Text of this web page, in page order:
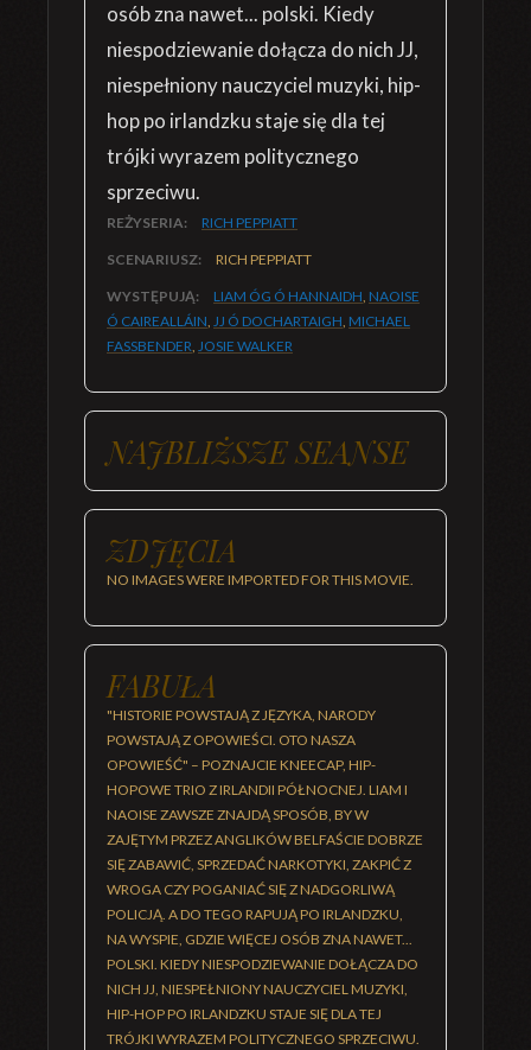
osób zna nawet... polski. Kiedy
niespodziewanie dołącza do nich JJ,
niespełniony nauczyciel muzyki, hip-
hop po irlandzku staje się dla tej
trójki wyrazem politycznego
sprzeciwu.
REŻYSERIA: RICH PEPPIATT
SCENARIUSZ: RICH PEPPIATT
WYSTĘPUJĄ: LIAM ÓG Ó HANNAIDH, NAOISE
Ó CAIREALLÁIN, JJ Ó DOCHARTAIGH, MICHAEL
FASSBENDER, JOSIE WALKER
NAJBLIŻSZE SEANSE
ZDJĘCIA
NO IMAGES WERE IMPORTED FOR THIS MOVIE.
FABUŁA
"HISTORIE POWSTAJĄ Z JĘZYKA, NARODY
POWSTAJĄ Z OPOWIEŚCI. OTO NASZA
OPOWIEŚĆ" – POZNAJCIE KNEECAP, HIP-
HOPOWE TRIO Z IRLANDII PÓŁNOCNEJ. LIAM I
NAOISE ZAWSZE ZNAJDĄ SPOSÓB, BY W
ZAJĘTYM PRZEZ ANGLIKÓW BELFAŚCIE DOBRZE
SIĘ ZABAWIĆ, SPRZEDAĆ NARKOTYKI, ZAKPIĆ Z
WROGA CZY POGANIAĆ SIĘ Z NADGORLIWĄ
POLICJĄ. A DO TEGO RAPUJĄ PO IRLANDZKU,
NA WYSPIE, GDZIE WIĘCEJ OSÓB ZNA NAWET...
POLSKI. KIEDY NIESPODZIEWANIE DOŁĄCZA DO
NICH JJ, NIESPEŁNIONY NAUCZYCIEL MUZYKI,
HIP-HOP PO IRLANDZKU STAJE SIĘ DLA TEJ
TRÓJKI WYRAZEM POLITYCZNEGO SPRZECIWU.